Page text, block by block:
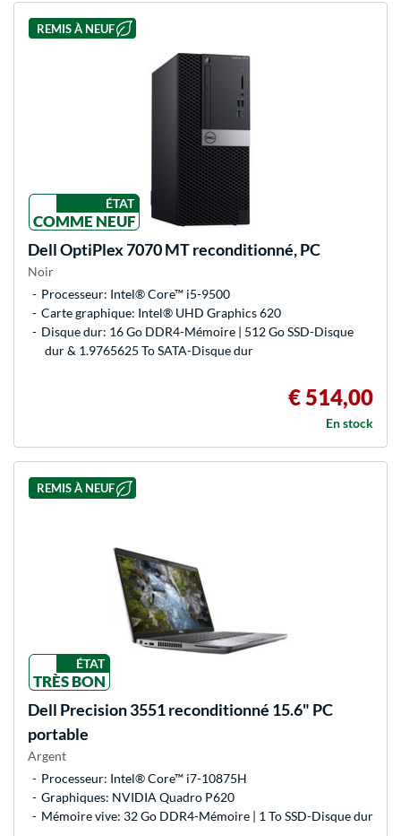
REMIS À NEUF
ÉTAT
COMME NEUF
DellOptiPlex 7070 MT reconditionné, PC
Noir
Processeur: Intel® Core™ i5-9500
Carte graphique: Intel® UHD Graphics 620
Disque dur: 16 Go DDR4-Mémoire | 512 Go SSD-Disque
dur & 1.9765625 To SATA-Disque dur
€ 514,00
En stock
REMIS À NEUF
ÉTAT
TRÈS BON
Dell Precision 3551 reconditionné 15.6" PC
portable
Argent
Processeur: Intel® Core™ i7-10875H
Graphiques: NVIDIA Quadro P620
Mémoire vive: 32 Go DDR4-Mémoire | 1 To SSD-Disque dur